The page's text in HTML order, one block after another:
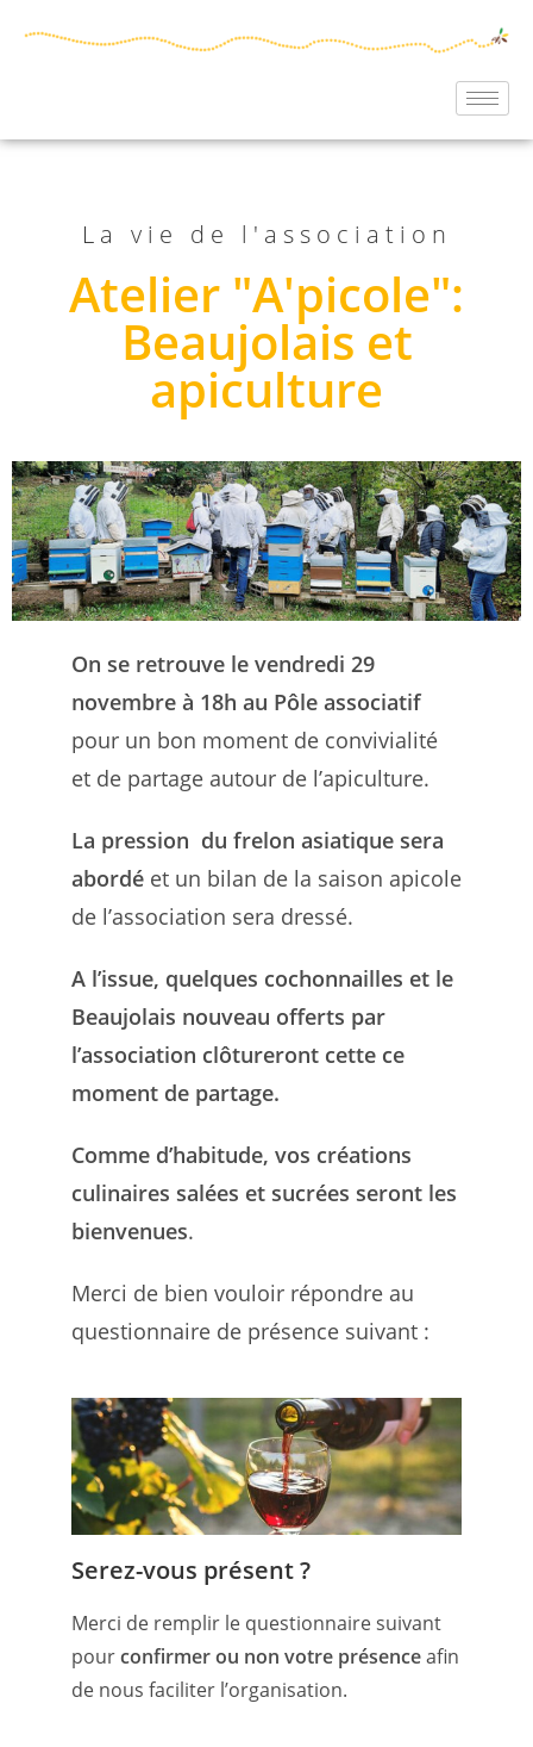
La vie de l'association
Atelier "A'picole":
Beaujolais et
apiculture
On se retrouve le vendredi 29
novembre à 18h au Pôle associatif
pour un bon moment de convivialité
et de partage autour de l’apiculture.
La pression du frelon asiatique sera
abordé et un bilan de la saison apicole
de l’association sera dressé.
A l’issue, quelques cochonnailles et le
Beaujolais nouveau offerts par
l’association clôtureront cette ce
moment de partage.
Comme d’habitude, vos créations
culinaires salées et sucrées seront les
bienvenues.
Merci de bien vouloir répondre au
questionnaire de présence suivant :
Serez-vous présent ?
Merci de remplir le questionnaire suivant
pourconfirmer ou non votre présenceafin
de nous faciliter l’organisation.